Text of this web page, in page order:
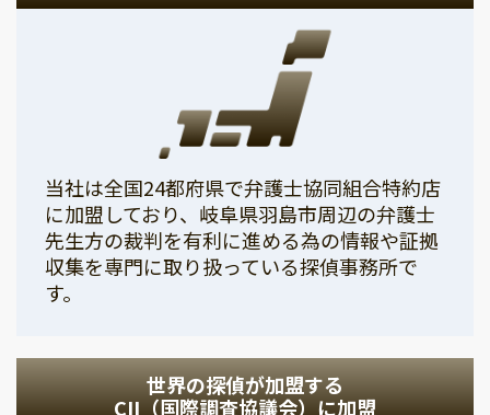
当社は全国24都府県で弁護士協同組合特約店
に加盟しており、岐阜県羽島市周辺の弁護士
先生方の裁判を有利に進める為の情報や証拠
収集を専門に取り扱っている探偵事務所で
す。
世界の探偵が加盟する
CII（国際調査協議会）に加盟